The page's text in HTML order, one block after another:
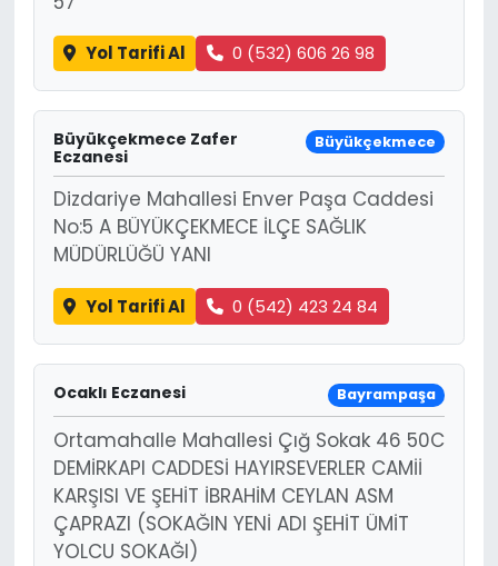
Yol Tarifi Al 0 (532) 606 26 98
Büyükçekmece Zafer
Eczanesi
Büyükçekmece
Dizdariye Mahallesi Enver Paşa Caddesi
No:5 A BÜYÜKÇEKMECE İLÇE SAĞLIK
MÜDÜRLÜĞÜ YANI
Yol Tarifi Al 0 (542) 423 24 84
Ocaklı Eczanesi Bayrampaşa
Ortamahalle Mahallesi Çığ Sokak 46 50C
DEMİRKAPI CADDESİ HAYIRSEVERLER CAMİİ
KARŞISI VE ŞEHİT İBRAHİM CEYLAN ASM
ÇAPRAZI (SOKAĞIN YENİ ADI ŞEHİT ÜMİT
YOLCU SOKAĞI)